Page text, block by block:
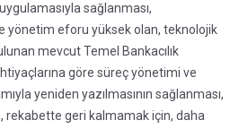
sağlanması,
yönetim eforu yüksek olan, teknolojik
mevcut Temel Bankacılık
göre süreç yönetimi ve
yeniden yazılmasının sağlanması,
rekabette geri kalmamak için, daha